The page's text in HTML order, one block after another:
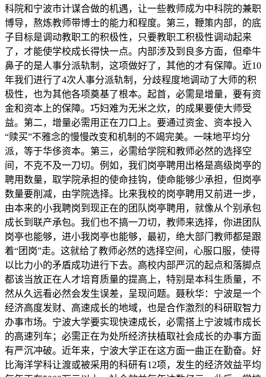
科院和宁波市计谋合做的机遇，让一些教师成为中科院的兼职
博导，熬炼教师带博士的能力和程度。第三，鞭策内部，的底
子目标是调动教职工的积极性，只要教职工积极性调动起来
了，才能使学校成长得快一点。内部涉及到良多方面，但牵牛
鼻子的是人事分派轨制，这项做好了，其他的才有保障。近10
年我们进行了4次人事分派轨制，分歧程度地调动了大师的积
极性，也为其他各项奠基了根本。起首，必需是增量，要有资
金和资本上的保障。巧妇难为无米之炊，的成果要使大师受
益。第二，增量必需用正在刀口上。要通过资金、资本投入
“赎买”不雅念的慢慢改变和机制的不竭完美。一味地平均分
派，等于华侈资本。第三，必需给学院和教师必然的选择空
间，不克不及一刀切。例如，我们岗亭聘用出格是高级岗亭的
聘用数量，取学院承担的使命挂钩，使命能够少承担，但岗亭
数量要削减，由学院选择。比来我校的岗亭聘用又前进一步，
由本来的小我聘岗到现正在的团队岗亭聘用，就像从个别承包
成长到联产承包。我们也不搞一刀切，教师来选择，你进团队
岗亭也能够，进小我岗亭也能够，最初，绝大部门教师都是跟
着“团岗”走。这就给了教师必然的选择空间，心服口服，使得
以比力小的矛盾成功进行下去。高校内部严沉的起点和落脚点
都该当放正在人才培育质量的提高上，特别是本科生质量，不
然从久远看必然会发生误差，呈现问题。聂秋华：宁波是一个
经济高度发财、高速成长的地域，也是合作激烈的科研取智力
办事市场。宁波大学要实现快速成长，必需搭上宁波城市成长
的高速列车；必需正在为处所经济扶植取社会成长的办事方面
有严沉冲破。近年来，宁波大学正在这方面一曲正在勤奋。好
比海洋学科让渡或被采用的科研有12项，发生的经济效益平均